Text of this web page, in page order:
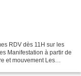
RDV dès 11H sur les
Manifestation à partir de
et mouvement Les